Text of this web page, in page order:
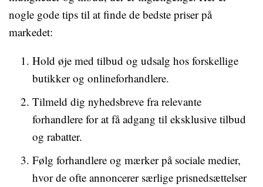
nogle gode tips til at finde de bedste priser på
markedet:
Hold øje med tilbud og udsalg hos forskellige
butikker og onlineforhandlere.
Tilmeld dig nyhedsbreve fra relevante
forhandlere for at få adgang til eksklusive tilbud
og rabatter.
Følg forhandlere og mærker på sociale medier,
hvor de ofte annoncerer særlige prisnedsættelser